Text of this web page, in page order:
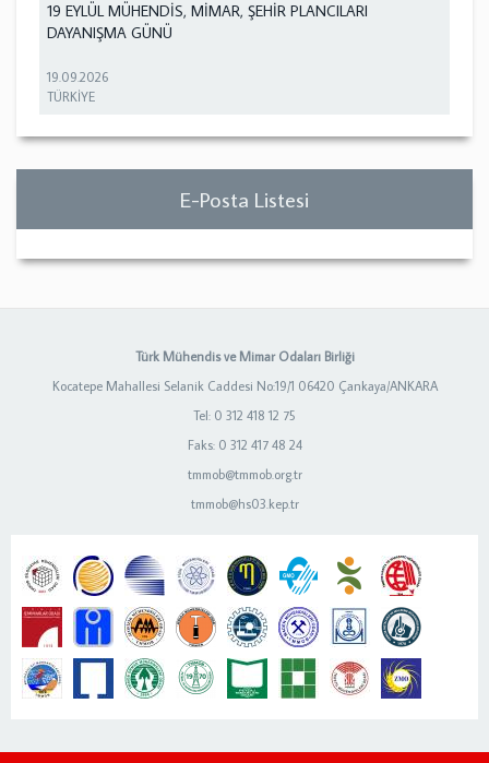
19 EYLÜL MÜHENDİS, MİMAR, ŞEHİR PLANCILARI
DAYANIŞMA GÜNÜ
19.09.2026
TÜRKİYE
E-Posta Listesi
Türk Mühendis ve Mimar Odaları Birliği
Kocatepe Mahallesi Selanik Caddesi No:19/1 06420 Çankaya/ANKARA
Tel: 0 312 418 12 75
Faks: 0 312 417 48 24
tmmob@tmmob.org.tr
tmmob@hs03.kep.tr